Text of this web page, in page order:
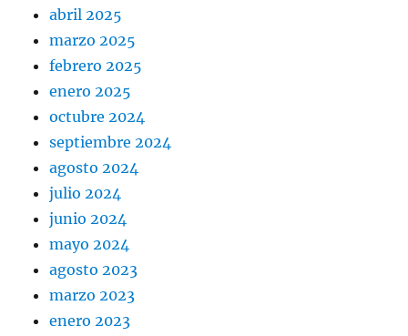
abril 2025
marzo 2025
febrero 2025
enero 2025
octubre 2024
septiembre 2024
agosto 2024
julio 2024
junio 2024
mayo 2024
agosto 2023
marzo 2023
enero 2023